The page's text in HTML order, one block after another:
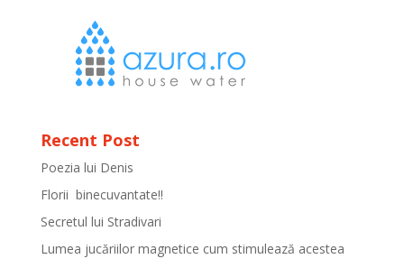
Recent Post
Poezia lui Denis
Florii binecuvantate!!
Secretul lui Stradivari
Lumea jucăriilor magnetice cum stimulează acestea